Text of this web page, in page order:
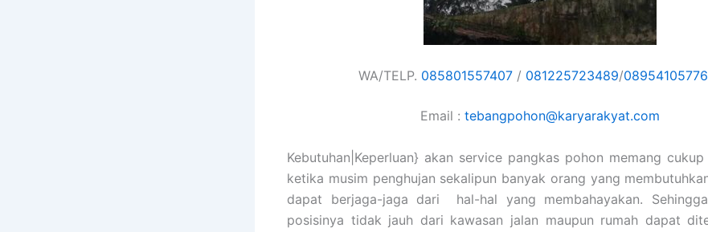
WA/TELP. 085801557407 / 081225723489/
Email : tebangpohon@karyarakyat.com
Kebutuhan|Keperluan} akan service pangkas pohon memang
ketika musim penghujan sekalipun banyak orang yang
dapat berjaga-jaga dari hal-hal yang membahayakan.
posisinya tidak jauh dari kawasan jalan maupun rumah dapat